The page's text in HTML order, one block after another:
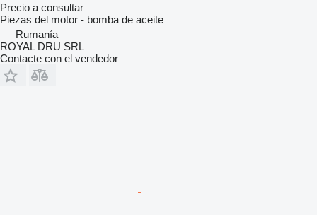
Precio a consultar
Piezas del motor - bomba de aceite
Rumanía
ROYAL DRU SRL
Contacte con el vendedor